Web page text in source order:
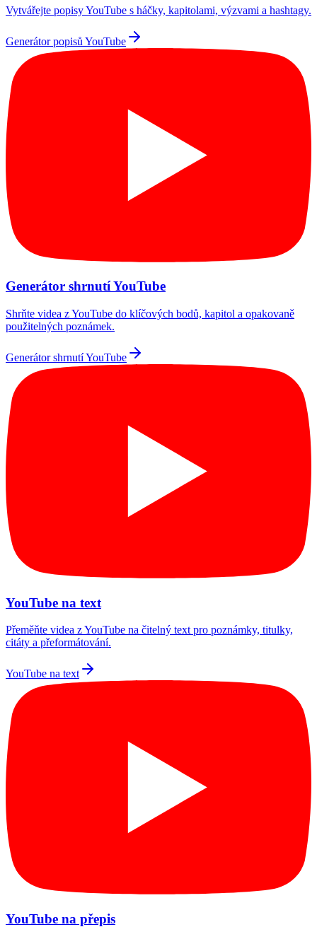
Vytvářejte popisy YouTube s háčky, kapitolami, výzvami a hashtagy.
Generátor popisů YouTube
Generátor shrnutí YouTube
Shrňte videa z YouTube do klíčových bodů, kapitol a opakovaně
použitelných poznámek.
Generátor shrnutí YouTube
YouTube na text
Přeměňte videa z YouTube na čitelný text pro poznámky, titulky,
citáty a přeformátování.
YouTube na text
YouTube na přepis